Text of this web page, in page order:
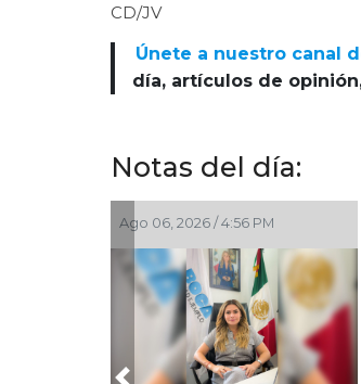
CD/JV
Únete a nuestro canal
día, artículos de
Notas del día:
Ago 06, 2026 / 4:56 PM Ago 06,